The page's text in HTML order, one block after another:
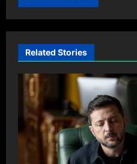
Related Stories